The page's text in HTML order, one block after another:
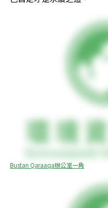
Bustan Qaraaqa辦公室一角